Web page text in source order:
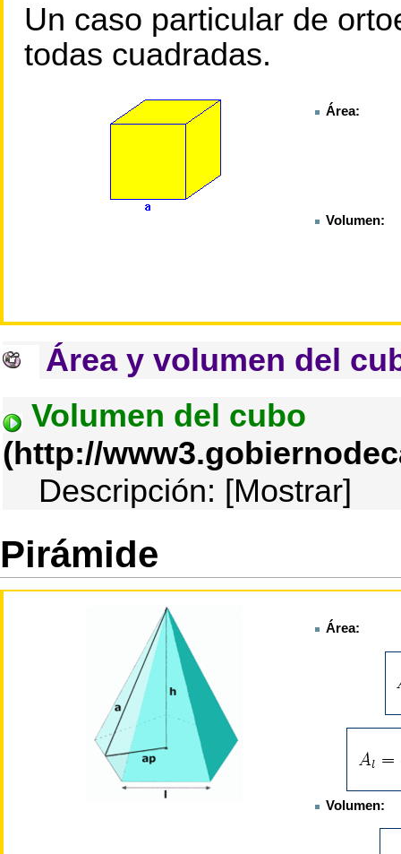
Un caso particular de
todas cuadradas.
Área:
Volumen:
Área y volumen del
Volumen del cubo
Descripción: [Mostrar]
Pirámide
Área:
Volumen: